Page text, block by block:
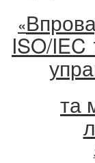
«
ISO/IEC
та